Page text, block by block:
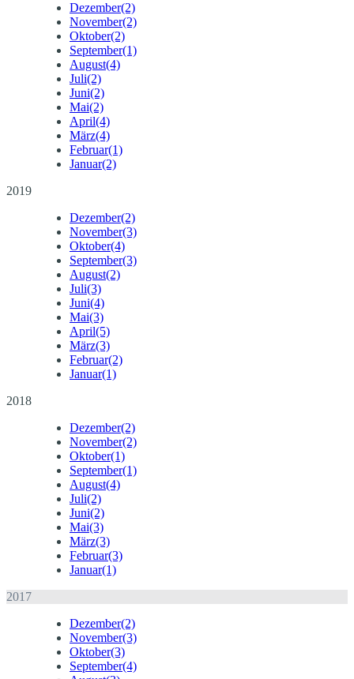
Dezember(2)
November(2)
Oktober(2)
September(1)
August(4)
Juli(2)
Juni(2)
Mai(2)
April(4)
März(4)
Februar(1)
Januar(2)
2019
Dezember(2)
November(3)
Oktober(4)
September(3)
August(2)
Juli(3)
Juni(4)
Mai(3)
April(5)
März(3)
Februar(2)
Januar(1)
2018
Dezember(2)
November(2)
Oktober(1)
September(1)
August(4)
Juli(2)
Juni(2)
Mai(3)
März(3)
Februar(3)
Januar(1)
2017
Dezember(2)
November(3)
Oktober(3)
September(4)